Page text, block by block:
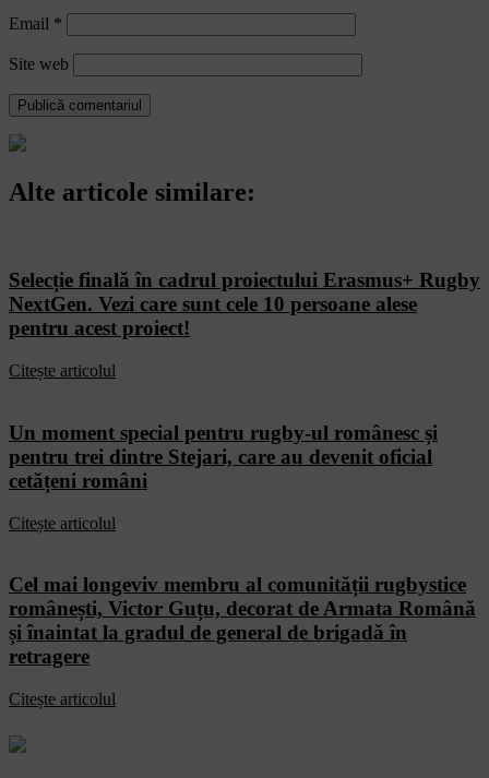
Email *
Site web
Alte articole similare:
Selecție finală în cadrul proiectului Erasmus+ Rugby
NextGen. Vezi care sunt cele 10 persoane alese
pentru acest proiect!
Citește articolul
Un moment special pentru rugby-ul românesc și
pentru trei dintre Stejari, care au devenit oficial
cetățeni români
Citește articolul
Cel mai longeviv membru al comunității rugbystice
românești, Victor Guțu, decorat de Armata Română
și înaintat la gradul de general de brigadă în
retragere
Citește articolul